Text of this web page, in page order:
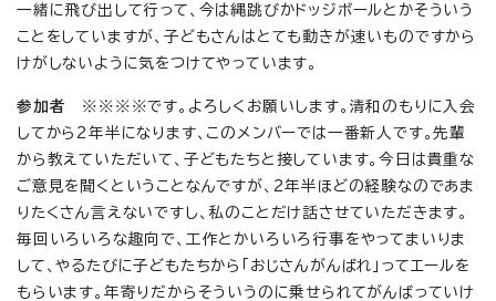
一緒に飛び出して行って、今は縄跳びかドッジボールとかそういう
ことをしていますが、子どもさんはとても動きが速いものですから
けがしないように気をつけてやっています。
参加者
※※※※です。よろしくお願いします。清和のもりに入会
してから2年半になります、このメンバーでは一番新人です。先輩
から教えていただいて、子どもたちと接しています。今日は貴重な
ご意見を聞くということなんですが、2年半ほどの経験なのであま
りたくさん言えないですし、私のことだけ話させていただきます。
毎回いろいろな趣向で、工作とかいろいろ行事をやってまいりま
して、やるたびに子どもたちから「おじさんがんばれ」ってエールを
もらいます。年寄りだからそういうのに乗せられてがんばっていけ